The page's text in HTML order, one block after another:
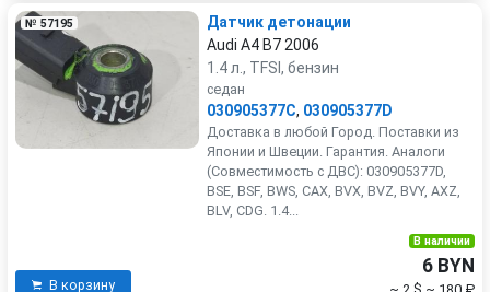
№ 57195
Датчик детонации
Audi A4 B7 2006
1.4 л., TFSI, бензин
седан
030905377C, 030905377D
Доставка в любой Город. Поставки из
Японии и Швеции. Гарантия. Аналоги
(Совместимость с ДВС): 030905377D,
BSE, BSF, BWS, CAX, BVX, BVZ, BVY, AXZ,
BLV, CDG. 1.4...
В корзину
В наличии
6 BYN